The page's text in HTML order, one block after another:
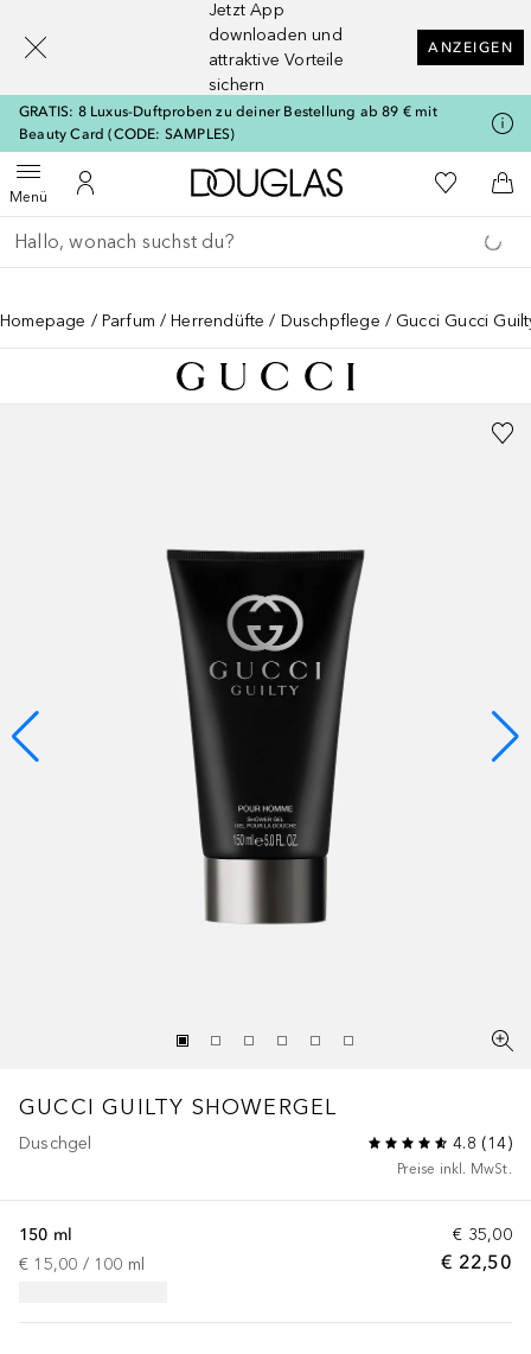
Jetzt App
downloaden und
attraktive Vorteile
sichern
ANZEIGEN
GRATIS: 8 Luxus-Duftproben zu deiner Bestellung ab 89 € mit
Beauty Card (CODE: SAMPLES)
MenüMenü öffnenZu Meinem Kundenkonto
Zur Douglas Startseite
Zu Meiner
Gehe zurück
Suche ausführen
Homepage Parfum Herrendüfte Duschpflege Gucci Gucci
GUCCI GUILTY SHOWERGEL
Duschgel 4.8 (14)
Preise inkl. MwSt.
€ 35,00
€ 22,50
150 ml
€ 15,00 / 100 ml
[navigation.slideout.screenreader]